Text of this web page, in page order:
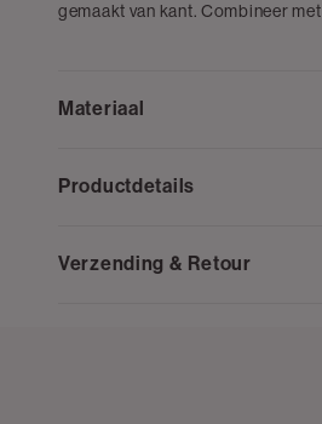
gemaakt van kant. Combineer met
Materiaal
Productdetails
Verzending & Retour